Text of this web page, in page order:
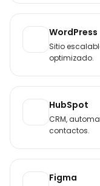
WordPress
Sitio
optimizado.
HubSpot
CRM,
contactos.
Figma